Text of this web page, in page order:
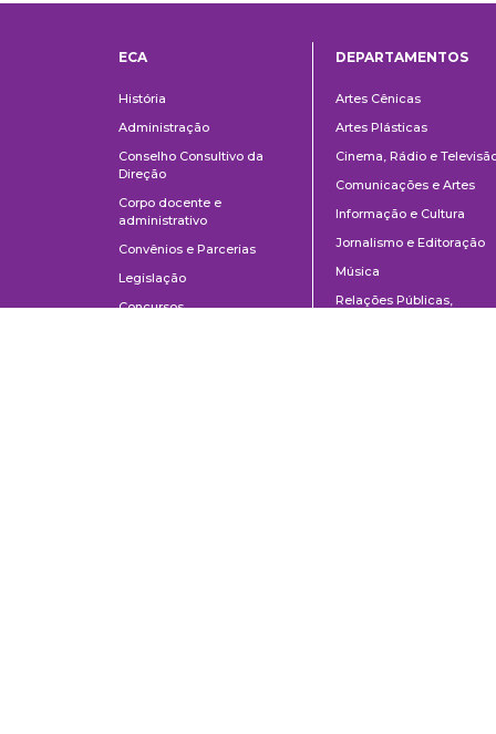
ECA
História
Administração
Conselho Consultivo da
Direção
Corpo docente e
administrativo
Convênios e Parcerias
Legislação
Concursos
DEPARTAMENTOS
Artes Cênicas
Artes Plásticas
Cinema, Rádio e
Comunicações e Artes
Informação e Cultura
Jornalismo e Editoração
Música
Relações Públicas,